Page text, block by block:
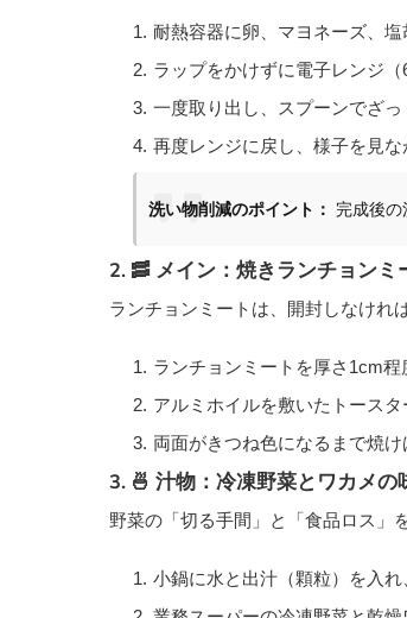
耐熱容器に卵、マヨネーズ、塩
ラップをかけずに電子レンジ（
一度取り出し、スプーンでざ
再度レンジに戻し、様子を見な
洗い物削減のポイント： 完成後の
2. 🥓 メイン：焼きランチョンミ
ランチョンミートは、開封しなけれ
ランチョンミートを厚さ1cm程
アルミホイルを敷いたトースタ
両面がきつね色になるまで焼
3. 🍜 汁物：冷凍野菜とワカメの
野菜の「切る手間」と「食品ロス」
小鍋に水と出汁（顆粒）を入